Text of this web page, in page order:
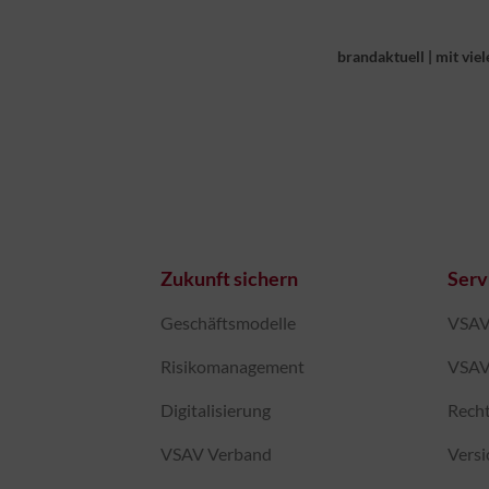
brandaktuell | mit
Zukunft sichern
Geschäftsmodelle
Risikomanagement
Digitalisierung
VSAV Verband